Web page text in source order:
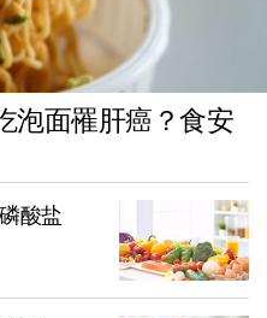
泡面罹肝癌？食安
酸盐